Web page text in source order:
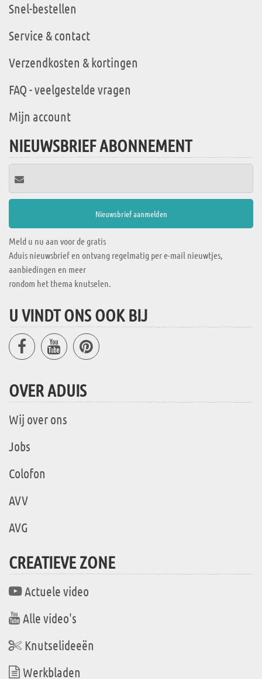
Snel-bestellen
Service & contact
Verzendkosten & kortingen
FAQ - veelgestelde vragen
Mijn account
NIEUWSBRIEF ABONNEMENT
Meld u nu aan voor de gratis
Aduis nieuwsbrief en ontvang regelmatig per e-mail nieuwtjes,
aanbiedingen en meer
rondom het thema knutselen.
U VINDT ONS OOK BIJ
OVER ADUIS
Wij over ons
Jobs
Colofon
AVV
AVG
CREATIEVE ZONE
Actuele video
Alle video's
Knutselideeën
Werkbladen